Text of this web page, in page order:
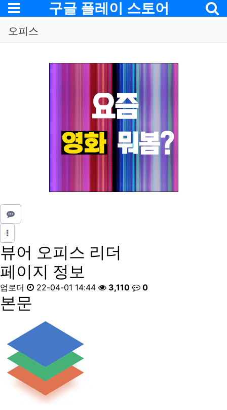
메뉴 구글 플레이 스토어
오피스
뷰어 오피스 리더
페이지 정보
업로더 22-04-01 14:44 3,110 0
본문